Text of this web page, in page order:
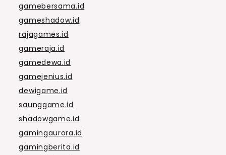
gamebersama.id
gameshadow.id
rajagames.id
gameraja.id
gamedewa.id
gamejenius.id
dewigame.id
saunggame.id
shadowgame.id
gamingaurora.id
gamingberita.id